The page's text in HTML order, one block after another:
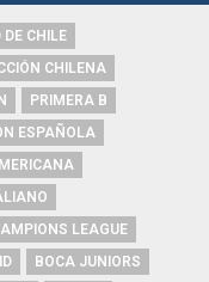
DE CHILE
CHILENA
PRIMERA B
ESPAÑOLA
LEAGUE
BOCA JUNIORS